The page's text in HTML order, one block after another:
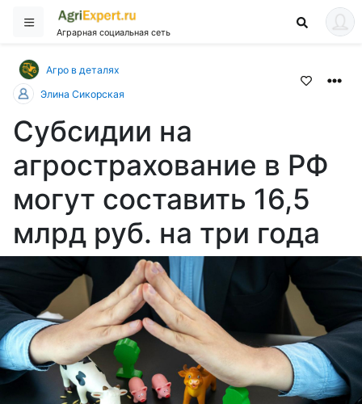
Аграрная социальная сеть
Агро в деталях
Элина Сикорская
Субсидии на
агрострахование в РФ
могут составить 16,5
млрд руб. на три года